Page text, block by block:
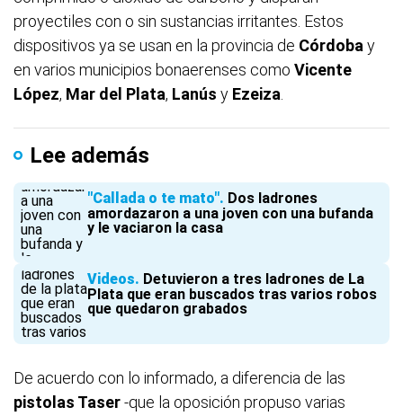
proyectiles con o sin sustancias irritantes. Estos
dispositivos ya se usan en la provincia de Córdoba y
en varios municipios bonaerenses como Vicente
López, Mar del Plata, Lanús y Ezeiza
Lee además
"Callada o te mato" Dos ladrones
amordazaron a una joven con una bufanda
y le vaciaron la casa
Videos Detuvieron a tres ladrones de La
Plata que eran buscados tras varios robos
que quedaron grabados
De acuerdo con lo informado, a diferencia de las
pistolas Taser-que la oposición propuso varias